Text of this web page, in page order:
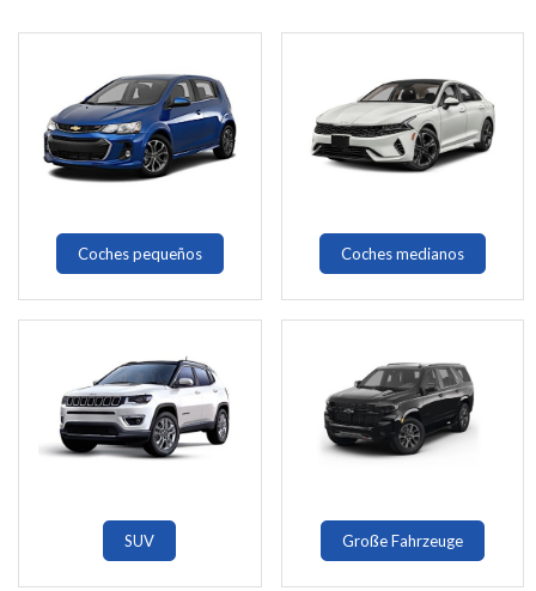
Coches pequeños Coches medianos
SUV Große Fahrzeuge